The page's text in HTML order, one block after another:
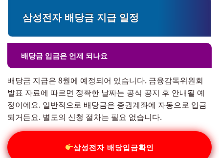
삼성전자 배당금 지급 일정
배당금 입금은 언제 되나요
배당금 지급은 8월에 예정되어 있습니다. 금융감독위원회
발표 자료에 따르면 정확한 날짜는 공식 공지 후 안내될 예
정이에요. 일반적으로 배당금은 증권계좌에 자동으로 입금
되거든요. 별도의 신청 절차는 필요 없습니다.
삼성전자 배당입금확인